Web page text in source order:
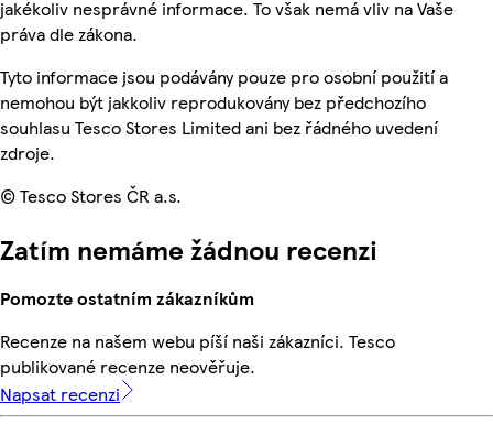
jakékoliv nesprávné informace. To však nemá vliv na Vaše
práva dle zákona.
Tyto informace jsou podávány pouze pro osobní použití a
nemohou být jakkoliv reprodukovány bez předchozího
souhlasu Tesco Stores Limited ani bez řádného uvedení
zdroje.
© Tesco Stores ČR a.s.
Zatím nemáme žádnou recenzi
Pomozte ostatním zákazníkům
Recenze na našem webu píší naši zákazníci. Tesco
publikované recenze neověřuje.
Napsat recenzi